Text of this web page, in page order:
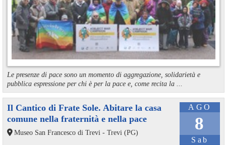
Le presenze di pace sono un momento di aggregazione, solidarietà e
pubblica espressione per chi è per la pace e, come recita la ...
AGO
8
Sab
Il Cantico di Frate Sole. Abitare la casa
comune nella fraternità e nella pace
Museo San Francesco di Trevi - Trevi (PG)